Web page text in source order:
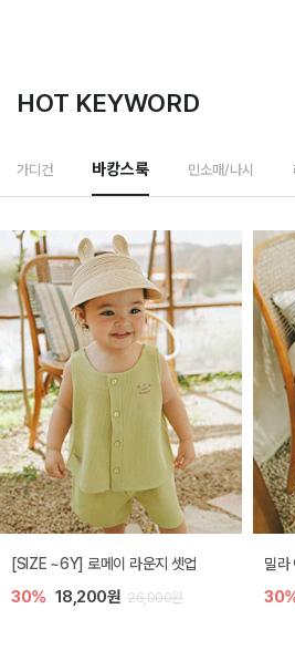
HOT KEYWORD
가디건 바캉스룩 민소매/나시
엘리오 아기 블라우스
40% 16,200원 27,000원